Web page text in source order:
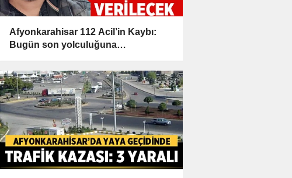
Afyonkarahisar 112 Acil’in Kaybı:
Bugün son yolculuğuna